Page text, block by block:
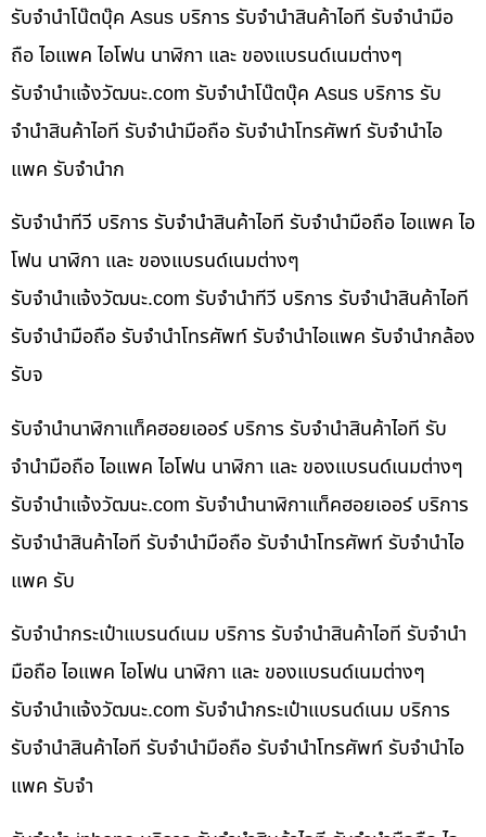
รับจำนำโน๊ตบุ๊ค Asus บริการ รับจำนำสินค้าไอที รับจำนำมือ
ถือ ไอแพค ไอโฟน นาฬิกา และ ของแบรนด์เนมต่างๆ
รับจํานําแจ้งวัฒนะ.com รับจำนำโน๊ตบุ๊ค Asus บริการ รับ
จำนำสินค้าไอที รับจำนำมือถือ รับจำนำโทรศัพท์ รับจำนำไอ
แพค รับจำนำก
รับจำนำทีวี บริการ รับจำนำสินค้าไอที รับจำนำมือถือ ไอแพค ไอ
โฟน นาฬิกา และ ของแบรนด์เนมต่างๆ
รับจํานําแจ้งวัฒนะ.com รับจำนำทีวี บริการ รับจำนำสินค้าไอที
รับจำนำมือถือ รับจำนำโทรศัพท์ รับจำนำไอแพค รับจำนำกล้อง
รับจ
รับจำนำนาฬิกาแท็คฮอยเออร์ บริการ รับจำนำสินค้าไอที รับ
จำนำมือถือ ไอแพค ไอโฟน นาฬิกา และ ของแบรนด์เนมต่างๆ
รับจํานําแจ้งวัฒนะ.com รับจำนำนาฬิกาแท็คฮอยเออร์ บริการ
รับจำนำสินค้าไอที รับจำนำมือถือ รับจำนำโทรศัพท์ รับจำนำไอ
แพค รับ
รับจำนำกระเป๋าแบรนด์เนม บริการ รับจำนำสินค้าไอที รับจำนำ
มือถือ ไอแพค ไอโฟน นาฬิกา และ ของแบรนด์เนมต่างๆ
รับจํานําแจ้งวัฒนะ.com รับจำนำกระเป๋าแบรนด์เนม บริการ
รับจำนำสินค้าไอที รับจำนำมือถือ รับจำนำโทรศัพท์ รับจำนำไอ
แพค รับจำ